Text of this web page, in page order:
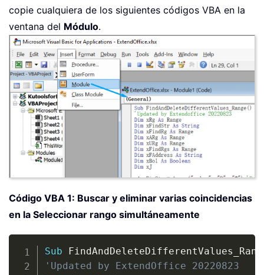
copie cualquiera de los siguientes códigos VBA en la
ventana del Módulo.
Código VBA 1: Buscar y eliminar varias coincidencias
en la Seleccionar rango simultáneamente
Sub
'Updated by ExtendOffice 20220823
Copy